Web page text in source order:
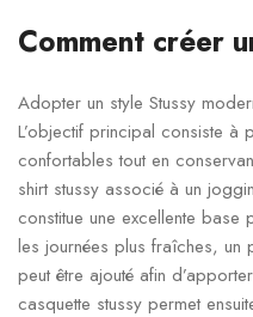
Comment créer
Adopter un style Stussy
L’objectif principal consiste à
confortables tout en
shirt stussy associé à un
constitue une excellente base
les journées plus fraîches, un
peut être ajouté afin
casquette stussy permet